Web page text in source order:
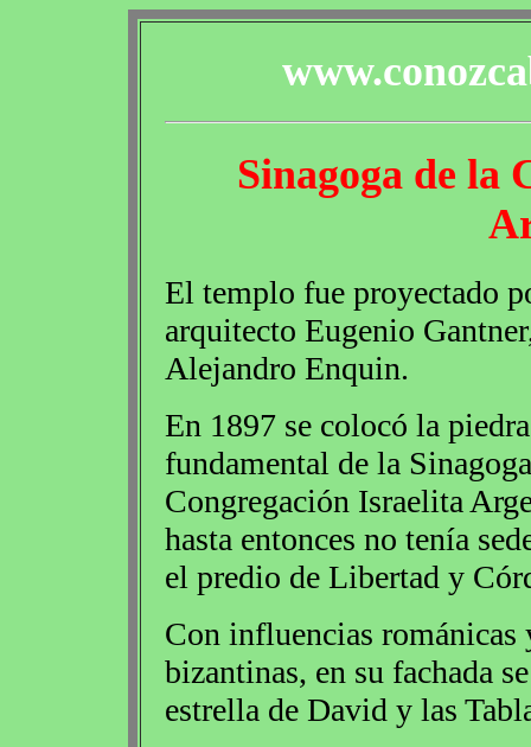
Sinagoga de la
El templo fue proyectado
arquitecto Eugenio
Alejandro Enquin.
En 1897 se colocó la piedra
fundamental de la
Congregación Israelita
hasta entonces no tenía
el predio de Libertad y
Con influencias románicas
bizantinas, en su fachada
estrella de David y las